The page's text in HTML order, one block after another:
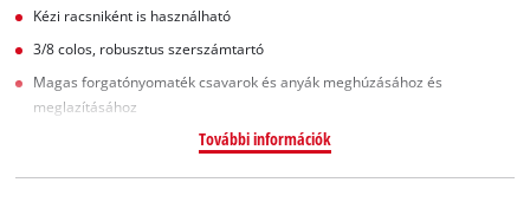
Kézi racsniként is használható
3/8 colos, robusztus szerszámtartó
Magas forgatónyomaték csavarok és anyák meghúzásához és
meglazításához
További információk